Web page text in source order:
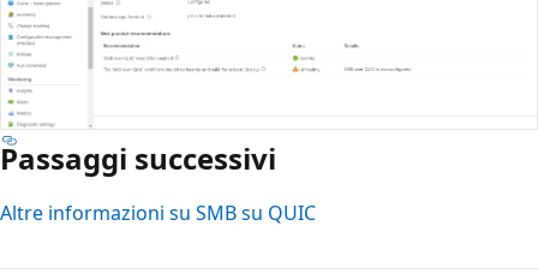
Passaggi successivi
Altre informazioni su SMB su QUIC